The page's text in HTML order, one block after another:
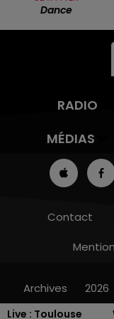
Live : Toulouse
Dance
RADIO
MÉDIAS
Contact
Archives 2026